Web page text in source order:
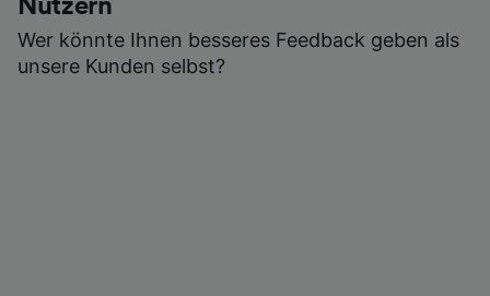
Nutzern
Wer könnte Ihnen besseres Feedback geben als
unsere Kunden selbst?